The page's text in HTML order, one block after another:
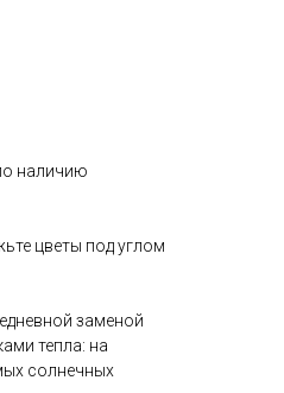
наличию
цветы под углом
заменой
тепла: на
солнечных